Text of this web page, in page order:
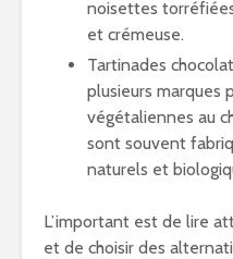
noisettes
et crémeuse.
Tartinades
plusieurs marques
végétaliennes au
sont souvent
naturels et
L’important est de lire
et de choisir des